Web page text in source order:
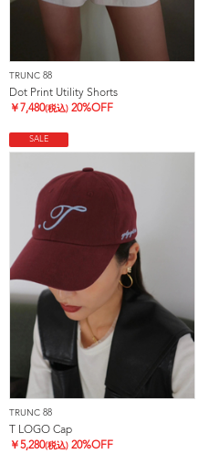
TRUNC 88
Dot Print Utility Shorts
￥ 7,480(税込) 20%OFF
SALE
TRUNC 88
T LOGO Cap
￥5,280(税込) 20%OFF